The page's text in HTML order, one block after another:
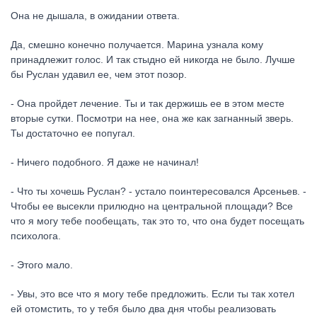
Она не дышала, в ожидании ответа.
Да, смешно конечно получается. Марина узнала кому
принадлежит голос. И так стыдно ей никогда не было. Лучше
бы Руслан удавил ее, чем этот позор.
- Она пройдет лечение. Ты и так держишь ее в этом месте
вторые сутки. Посмотри на нее, она же как загнанный зверь.
Ты достаточно ее попугал.
- Ничего подобного. Я даже не начинал!
- Что ты хочешь Руслан? - устало поинтересовался Арсеньев. -
Чтобы ее высекли прилюдно на центральной площади? Все
что я могу тебе пообещать, так это то, что она будет посещать
психолога.
- Этого мало.
- Увы, это все что я могу тебе предложить. Если ты так хотел
ей отомстить, то у тебя было два дня чтобы реализовать